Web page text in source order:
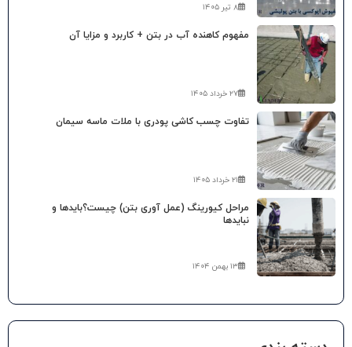
۸ تیر ۱۴۰۵
مفهوم کاهنده آب در بتن + کاربرد و مزایا آن
۲۷ خرداد ۱۴۰۵
تفاوت چسب کاشی پودری با ملات ماسه سیمان
۲۱ خرداد ۱۴۰۵
مراحل کیورینگ (عمل آوری بتن) چیست؟بایدها و
نبایدها
۱۳ بهمن ۱۴۰۴